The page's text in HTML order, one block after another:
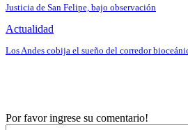
Justicia de San Felipe, bajo observación
Actualidad
Los Andes cobija el sueño del corredor
Por favor ingrese su comentario!